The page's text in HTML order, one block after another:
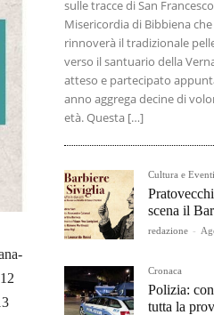
sulle tracce di San
Misericordia di Bibbiena
rinnoverà il tradizionale
verso il santuario della
atteso e partecipato
anno aggrega decine di
età. Questa […]
Cultura e Eventi
scena il
redazione -
Cronaca
Polizia:
tutta la